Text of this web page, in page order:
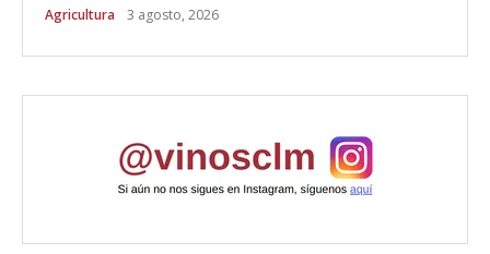
Agricultura 3 agosto, 2026